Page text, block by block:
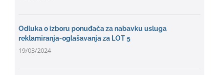
Odluka o izboru ponuđača za nabavku usluga
reklamiranja-oglašavanja za LOT 5
19/03/2024